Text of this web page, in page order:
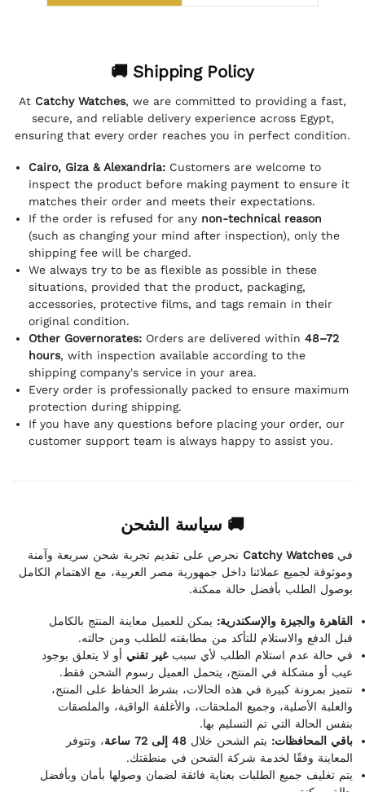
🚚 Shipping Policy
At Catchy Watches, we are committed to providing a fast,
secure, and reliable delivery experience across Egypt,
ensuring that every order reaches you in perfect condition.
Cairo, Giza & Alexandria: Customers are welcome to
inspect the product before making payment to ensure it
matches their order and meets their expectations.
If the order is refused for any non-technical reason
(such as changing your mind after inspection), only the
shipping fee will be charged.
We always try to be as flexible as possible in these
situations, provided that the product, packaging,
accessories, protective films, and tags remain in their
original condition.
Other Governorates: Orders are delivered within 48–72
hours, with inspection available according to the
shipping company's service in your area.
Every order is professionally packed to ensure maximum
protection during shipping.
If you have any questions before placing your order, our
customer support team is always happy to assist you.
🚚 سياسة الشحن
فيCatchy Watches نحرص على تقديم تجربة شحن سريعة وآمنة
وموثوقة لجميع عملائنا داخل جمهورية مصر العربية، مع الاهتمام الكامل
بوصول الطلب بأفضل حالة ممكنة.
القاهرة والجيزة والإسكندرية: يمكن للعميل معاينة المنتج بالكامل
قبل الدفع والاستلام للتأكد من مطابقته للطلب ومن حالته.
في حالة عدم استلام الطلب لأي سببغير تقني أو لا يتعلق بوجود
عيب أو مشكلة في المنتج، يتحمل العميل رسوم الشحن فقط.
نتميز بمرونة كبيرة في هذه الحالات، بشرط الحفاظ على المنتج،
والعلبة الأصلية، وجميع الملحقات، والأغلفة الواقية، والملصقات
بنفس الحالة التي تم التسليم بها.
باقي المحافظات: يتم الشحن خلال 48 إلى 72 ساعة
، وتتوفر
المعاينة وفقًا لخدمة شركة الشحن في منطقتك.
يتم تغليف جميع الطلبات بعناية فائقة لضمان وصولها بأمان وبأفضل